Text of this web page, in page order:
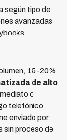
según tipo de
avanzadas
15-20%
de alto
o
telefónico
enviado por
sin proceso de